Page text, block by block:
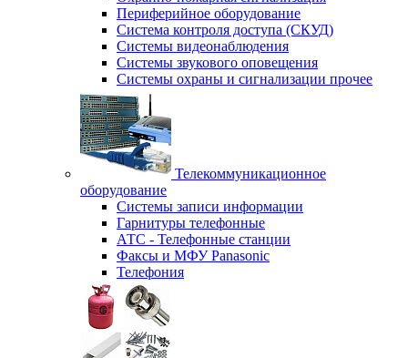
Периферийное оборудование
Система контроля доступа (СКУД)
Системы видеонаблюдения
Системы звукового оповещения
Системы охраны и сигнализации прочее
Телекоммуникационное
оборудование
Системы записи информации
Гарнитуры телефонные
АТС - Телефонные станции
Факсы и МФУ Panasonic
Телефония